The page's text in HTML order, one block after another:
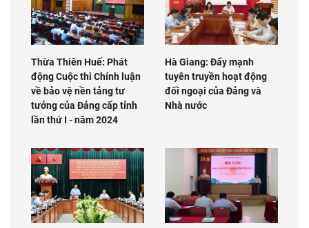
Thừa Thiên Huế: Phát
động Cuộc thi Chính luận
về bảo vệ nền tảng tư
tưởng của Đảng cấp tỉnh
lần thứ I - năm 2024
Hà Giang: Đẩy mạnh
tuyên truyền hoạt động
đối ngoại của Đảng và
Nhà nước